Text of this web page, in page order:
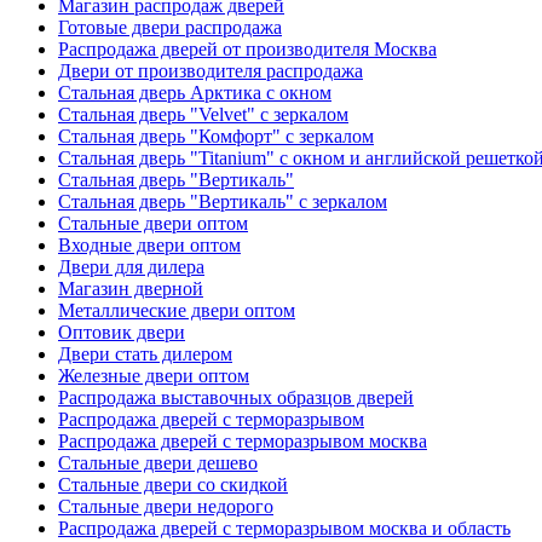
Магазин распродаж дверей
Готовые двери распродажа
Распродажа дверей от производителя Москва
Двери от производителя распродажа
Стальная дверь Арктика с окном
Стальная дверь "Velvet" с зеркалом
Стальная дверь "Комфорт" с зеркалом
Стальная дверь "Titanium" с окном и английской
Стальная дверь "Вертикаль"
Стальная дверь "Вертикаль" с зеркалом
Стальные двери оптом
Входные двери оптом
Двери для дилера
Магазин дверной
Металлические двери оптом
Оптовик двери
Двери стать дилером
Железные двери оптом
Распродажа выставочных образцов дверей
Распродажа дверей с терморазрывом
Распродажа дверей с терморазрывом москва
Стальные двери дешево
Стальные двери со скидкой
Стальные двери недорого
Распродажа дверей с терморазрывом москва и область